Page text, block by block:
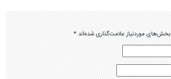
بخش‌های موردنیاز علامت‌گذاری شده‌اند*